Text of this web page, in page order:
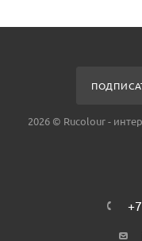
2026 © Rucolour -